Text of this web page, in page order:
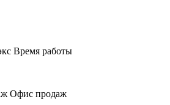
Время работы
Офис продаж